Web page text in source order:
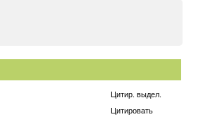
Цитир. выдел.
Цитировать